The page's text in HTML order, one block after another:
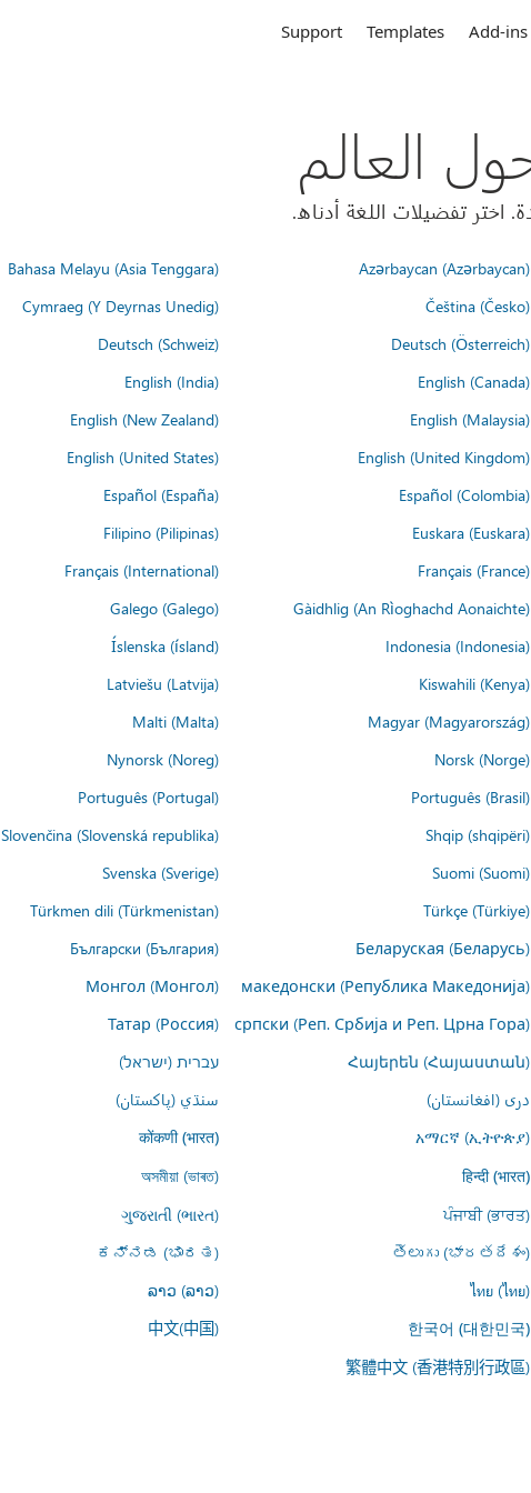
Add-ins
Templates
Support
Azərbaycan (Azərbaycan)
Bahasa Melayu (Asia Tenggara)
Čeština (Česko)
Cymraeg (Y Deyrnas Unedig)
Deutsch (Österreich)
Deutsch (Schweiz)
English (Canada)
English (India)
English (Malaysia)
English (New Zealand)
English (United Kingdom)
English (United States)
Español (Colombia)
Español (España)
Euskara (Euskara)
Filipino (Pilipinas)
Français (France)
Français (International)
Gàidhlig (An Rìoghachd Aonaichte)
Galego (Galego)
Indonesia (Indonesia)
Íslenska (ísland)
Kiswahili (Kenya)
Latviešu (Latvija)
Magyar (Magyarország)
Malti (Malta)
Norsk (Norge)
Nynorsk (Noreg)
Português (Brasil)
Português (Portugal)
Shqip (shqipëri)
Slovenčina (Slovenská republika)
Suomi (Suomi)
Svenska (Sverige)
Türkçe (Türkiye)
Türkmen dili (Türkmenistan)
Беларуская (Беларусь)
Български (България)
македонски (Република Македонија)
Монгол (Монгол)
српски (Реп. Србија и Реп. Црна Гора)
Татар (Россия)
Հայերեն (Հայաստան) עברית (ישראל)
درى (افغانستان) سنڌي (پاکستان)
አማርኛ (ኢትዮጵያ)
कोंकणी (भारत)
हिन्दी (भारत)
অসমীয়া (ভাৰত)
ਪੰਜਾਬੀ (ਭਾਰਤ)
ગુજરાતી (ભારત)
తెలుగు (భారతదేశం)
ಕನ್ನಡ (ಭಾರತ)
ไทย (ไทย)
ລາວ (ລາວ)
한국어 (대한민국)
中文(中国)
繁體中文 (香港特別行政區)